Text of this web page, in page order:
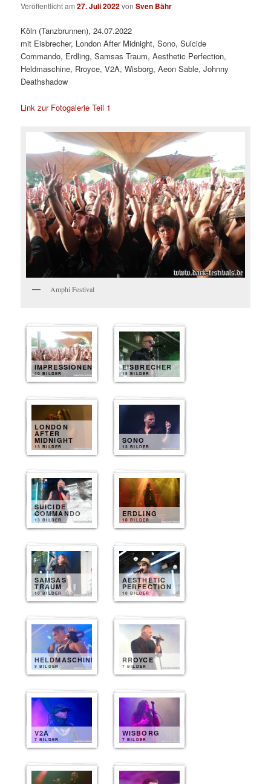
Veröffentlicht am27. Juli 2022vonSven Bähr
Köln (Tanzbrunnen), 24.07.2022
mit Eisbrecher, London After Midnight, Sono, Suicide
Commando, Erdling, Samsas Traum, Aesthetic Perfection,
Heldmaschine, Rroyce, V2A, Wisborg, Aeon Sable, Johnny
Deathshadow
Link zur Fotogalerie Teil 1
Amphi Festival
IMPRESSIONEN
40 BILDER
EISBRECHER
15 BILDER
LONDON
AFTER
MIDNIGHT
13 BILDER
SONO
13 BILDER
SUICIDE
COMMANDO
13 BILDER
ERDLING
10 BILDER
SAMSAS
TRAUM
10 BILDER
AESTHETIC
PERFECTION
10 BILDER
HELDMASCHINE
9 BILDER
RROYCE
7 BILDER
V2A
7 BILDER
WISBORG
7 BILDER